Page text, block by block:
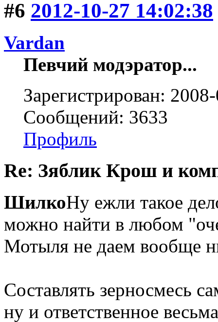
#6 2012-10-27 14:02:38
Vardan
Певчий модэратор...
Зарегистрирован:
Сообщений: 3633
Профиль
Re: Зяблик Крош и
ШилкоНу ежли такое
можно найти в любом
Мотыля не даем вообще
Составлять зерносмесь
ну и ответственное